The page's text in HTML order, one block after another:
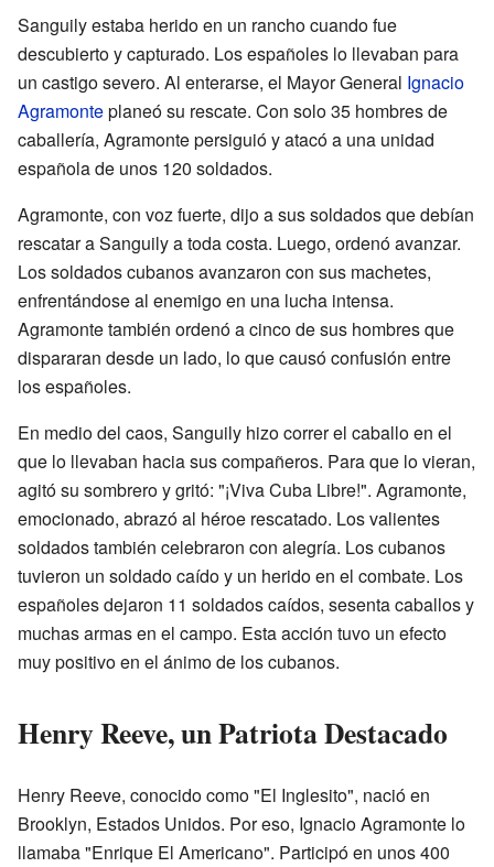
Sanguily estaba herido en un rancho cuando fue
descubierto y capturado. Los españoles lo llevaban para
un castigo severo. Al enterarse, el Mayor General Ignacio
Agramonteplaneó su rescate. Con solo 35 hombres de
caballería, Agramonte persiguió y atacó a una unidad
española de unos 120 soldados.
Agramonte, con voz fuerte, dijo a sus soldados que debían
rescatar a Sanguily a toda costa. Luego, ordenó avanzar.
Los soldados cubanos avanzaron con sus machetes,
enfrentándose al enemigo en una lucha intensa.
Agramonte también ordenó a cinco de sus hombres que
dispararan desde un lado, lo que causó confusión entre
los españoles.
En medio del caos, Sanguily hizo correr el caballo en el
que lo llevaban hacia sus compañeros. Para que lo vieran,
agitó su sombrero y gritó: "¡Viva Cuba Libre!". Agramonte,
emocionado, abrazó al héroe rescatado. Los valientes
soldados también celebraron con alegría. Los cubanos
tuvieron un soldado caído y un herido en el combate. Los
españoles dejaron 11 soldados caídos, sesenta caballos y
muchas armas en el campo. Esta acción tuvo un efecto
muy positivo en el ánimo de los cubanos.
Henry Reeve, un Patriota Destacado
Henry Reeve, conocido como "El Inglesito", nació en
Brooklyn, Estados Unidos. Por eso, Ignacio Agramonte lo
llamaba "Enrique El Americano". Participó en unos 400